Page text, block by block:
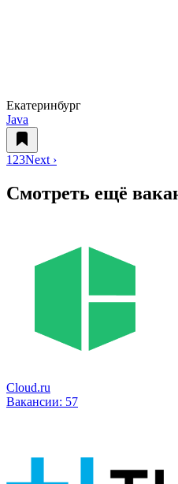
Екатеринбург
Java
1 23Next ›
Смотреть ещё
Cloud.ru
Вакансии: 57